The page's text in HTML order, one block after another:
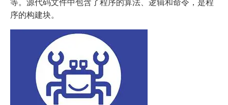
等。源代码文件中包含了程序的算法、逻辑和命令，是程
序的构建块。